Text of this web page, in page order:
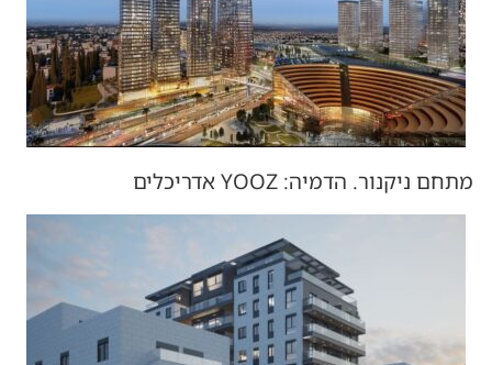
מתחם ניקנור. הדמיה: YOOZ אדריכלים